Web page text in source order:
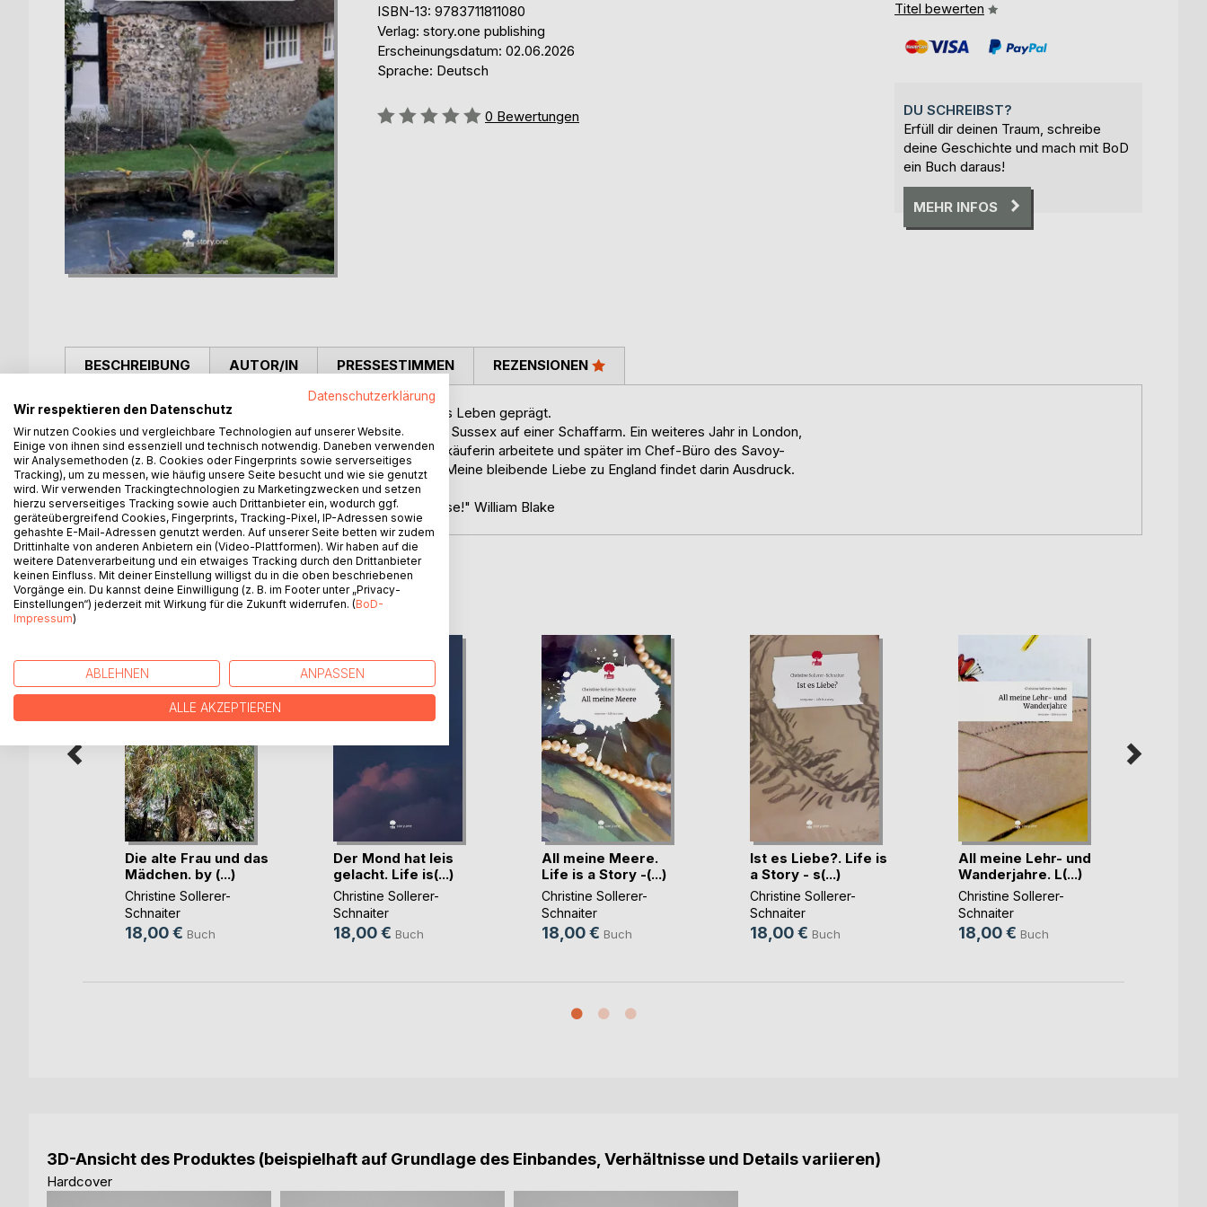
ISBN-13: 9783711811080
Verlag: story.one publishing
Erscheinungsdatum: 02.06.2026
Sprache: Deutsch
Bewertung::
0 Bewertungen
Titel bewerten
DU SCHREIBST?
Erfüll dir deinen Traum, schreibe
deine Geschichte und mach mit BoD
ein Buch daraus!
MEHR INFOS
BESCHREIBUNG
England war zwei Jahre meine Heimat und hat mein junges Leben geprägt.
1965 verbrachte ich ein Jahr als Au-pair-girl in Pulborough, Sussex auf einer Schaffarm. Ein weiteres Jahr in London,
wo ich im renommierten Sportgeschäft Lillywhites als Verkäuferin arbeitete und später im Chef-Büro des Savoy-
Hotel. Davon erzähle ich fragmentarisch in diesem Buch. Meine bleibende Liebe zu England findet darin Ausdruck.
"But who kisses the joy as it flies - lives in Eternity's sunrise!" William Blake
AUTOR/IN PRESSESTIMMEN REZENSIONEN
WEITERE TITEL BEIBoD
Die alte Frau und das
Mädchen. by (...)
Christine Sollerer-
Schnaiter
18,00 € Buch
Der Mond hat leis
gelacht. Life is(...)
Christine Sollerer-
Schnaiter
18,00 € Buch
All meine Meere.
Life is a Story -(...)
Christine Sollerer-
Schnaiter
18,00 € Buch
Ist es Liebe?. Life is
a Story - s(...)
Christine Sollerer-
Schnaiter
18,00 € Buch
All meine Lehr- und
Wanderjahre. L(...)
Christine Sollerer-
Schnaiter
18,00 € Buch
3D-Ansicht des Produktes (beispielhaft auf Grundlage des Einbandes, Verhältnisse und Details variieren)
Hardcover
Datenschutzerklärung
Wir respektieren den Datenschutz
Wir nutzen Cookies und vergleichbare Technologien auf unserer Website.
Einige von ihnen sind essenziell und technisch notwendig. Daneben verwenden
wir Analysemethoden (z. B. Cookies oder Fingerprints sowie serverseitiges
Tracking), um zu messen, wie häufig unsere Seite besucht und wie sie genutzt
wird. Wir verwenden Trackingtechnologien zu Marketingzwecken und setzen
hierzu serverseitiges Tracking sowie auch Drittanbieter ein, wodurch ggf.
geräteübergreifend Cookies, Fingerprints, Tracking-Pixel, IP-Adressen sowie
gehashte E-Mail-Adressen genutzt werden. Auf unserer Seite betten wir zudem
Drittinhalte von anderen Anbietern ein (Video-Plattformen). Wir haben auf die
weitere Datenverarbeitung und ein etwaiges Tracking durch den Drittanbieter
keinen Einfluss. Mit deiner Einstellung willigst du in die oben beschriebenen
Vorgänge ein. Du kannst deine Einwilligung (z. B. im Footer unter „Privacy-
Einstellungen“) jederzeit mit Wirkung für die Zukunft widerrufen. (BoD-
Impressum)
ABLEHNEN ANPASSEN
ALLE AKZEPTIEREN